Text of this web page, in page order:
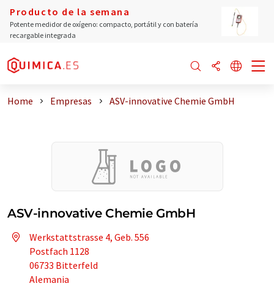
Producto de la semana
Potente medidor de oxígeno: compacto, portátil y con batería
recargable integrada
Home Empresas ASV-innovative Chemie GmbH
ASV-innovative Chemie GmbH
Werkstattstrasse 4, Geb. 556
Postfach 1128
06733 Bitterfeld
Alemania